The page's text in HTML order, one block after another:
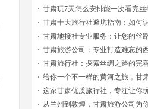
线找靠谱的司机兼导游有推荐吗
甘肃玩7天怎么安排能一次看完丝
敦煌莫高窟适合玩几天？
甘肃十大旅行社避坑指南：如何
的旅游服务商
甘肃地接社专业服务：让您的丝
甘肃旅游公司：专业打造难忘的
甘肃旅行社：探索丝绸之路的完
给你一个不一样的黄河之旅，甘
的深度推荐！
这家甘肃优质旅行社，专注让你
心！
从兰州到敦煌，甘肃旅游公司为